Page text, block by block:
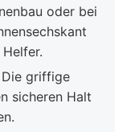
oder bei
Die griffige
sicheren Halt